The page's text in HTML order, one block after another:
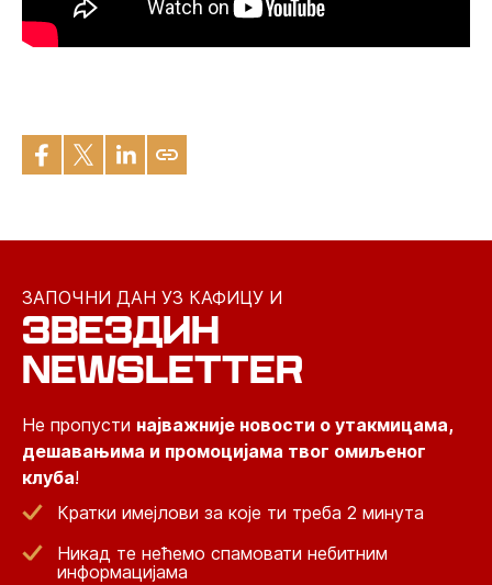
ЗАПОЧНИ ДАН УЗ КАФИЦУ И
ЗВЕЗДИН
NEWSLETTER
Не пропусти најважније новости о утакмицама,
дешавањима и промоцијама твог омиљеног
клуба!
Кратки имејлови за које ти треба 2 минута
Никад те нећемо спамовати небитним
информацијама